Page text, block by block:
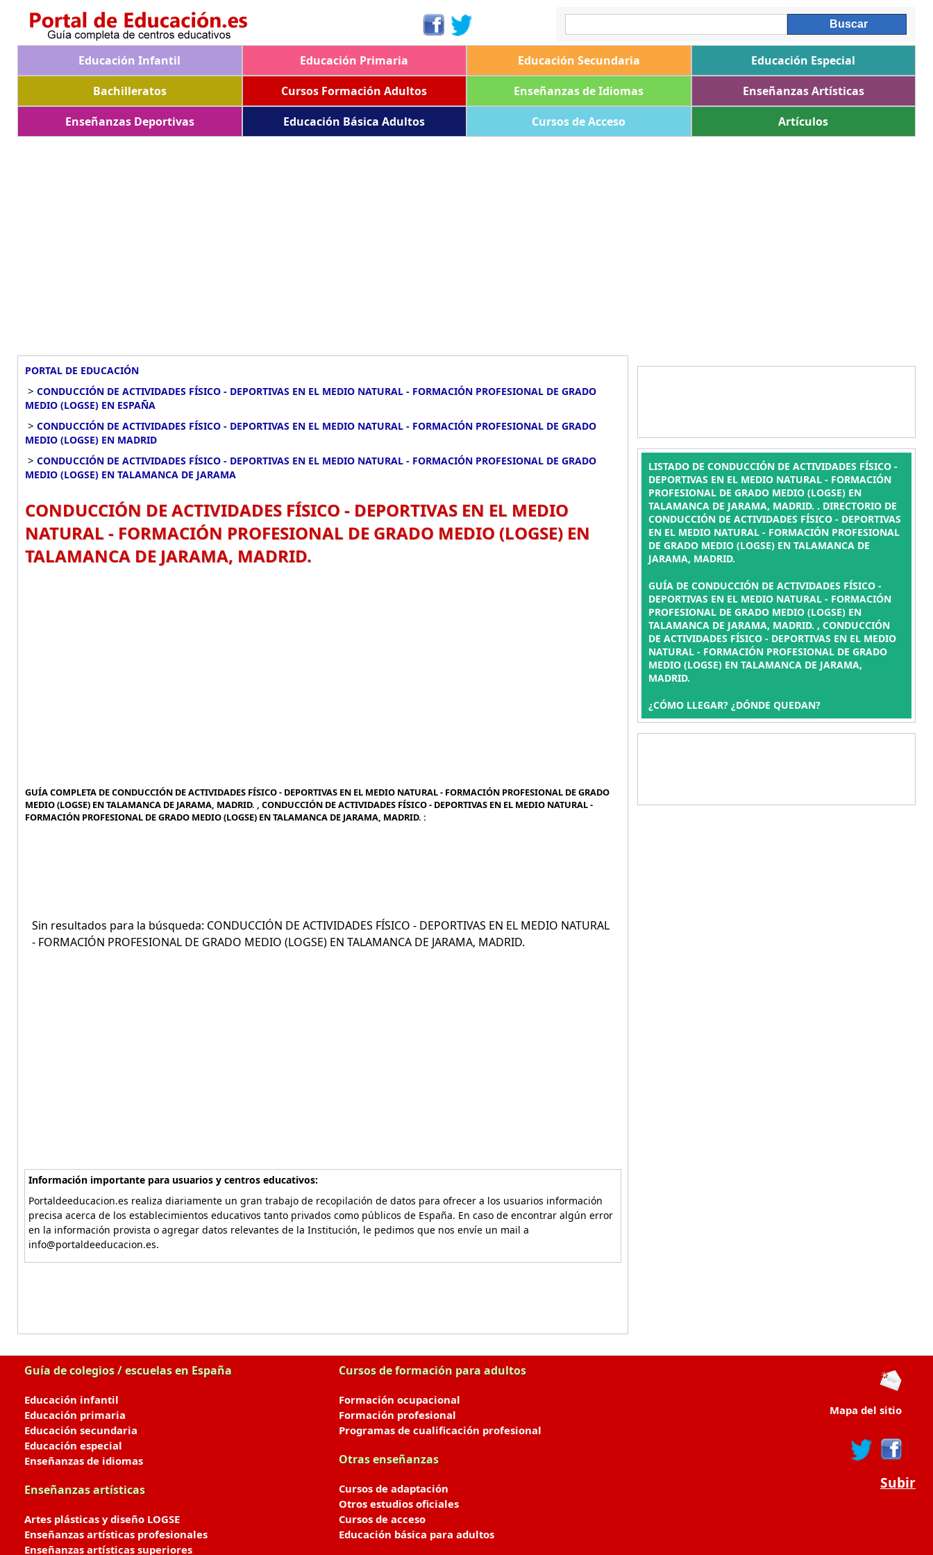
Educación Infantil Educación Primaria Educación Secundaria
Educación Especial
Bachilleratos
Cursos Formación Adultos Enseñanzas de Idiomas
Enseñanzas Artísticas
Enseñanzas Deportivas
Educación Básica Adultos Cursos de Acceso Artículos
PORTAL DE EDUCACIÓN
> CONDUCCIÓN DE ACTIVIDADES FÍSICO - DEPORTIVAS EN EL MEDIO NATURAL - FORMACIÓN PROFESIONAL DE GRADO
MEDIO (LOGSE) EN ESPAÑA
> CONDUCCIÓN DE ACTIVIDADES FÍSICO - DEPORTIVAS EN EL MEDIO NATURAL - FORMACIÓN PROFESIONAL DE GRADO
MEDIO (LOGSE) EN MADRID
> CONDUCCIÓN DE ACTIVIDADES FÍSICO - DEPORTIVAS EN EL MEDIO NATURAL - FORMACIÓN PROFESIONAL DE GRADO
MEDIO (LOGSE) EN TALAMANCA DE JARAMA
CONDUCCIÓN DE ACTIVIDADES FÍSICO - DEPORTIVAS EN EL MEDIO
NATURAL - FORMACIÓN PROFESIONAL DE GRADO MEDIO (LOGSE) EN
TALAMANCA DE JARAMA, MADRID.
GUÍA COMPLETA DE CONDUCCIÓN DE ACTIVIDADES FÍSICO - DEPORTIVAS EN EL MEDIO NATURAL - FORMACIÓN PROFESIONAL DE GRADO
MEDIO (LOGSE) EN TALAMANCA DE JARAMA, MADRID. , CONDUCCIÓN DE ACTIVIDADES FÍSICO - DEPORTIVAS EN EL MEDIO NATURAL -
FORMACIÓN PROFESIONAL DE GRADO MEDIO (LOGSE) EN TALAMANCA DE JARAMA, MADRID. :
Sin resultados para la búsqueda: CONDUCCIÓN DE ACTIVIDADES FÍSICO - DEPORTIVAS EN EL MEDIO NATURAL
- FORMACIÓN PROFESIONAL DE GRADO MEDIO (LOGSE) EN TALAMANCA DE JARAMA, MADRID.
Información importante para usuarios y centros educativos:
Portaldeeducacion.es realiza diariamente un gran trabajo de recopilación de datos para ofrecer a los usuarios información
precisa acerca de los establecimientos educativos tanto privados como públicos de España. En caso de encontrar algún error
en la información provista o agregar datos relevantes de la Institución, le pedimos que nos envíe un mail a
info@portaldeeducacion.es.
LISTADO DE CONDUCCIÓN DE ACTIVIDADES FÍSICO -
DEPORTIVAS EN EL MEDIO NATURAL - FORMACIÓN
PROFESIONAL DE GRADO MEDIO (LOGSE) EN
TALAMANCA DE JARAMA, MADRID. . DIRECTORIO DE
CONDUCCIÓN DE ACTIVIDADES FÍSICO - DEPORTIVAS
EN EL MEDIO NATURAL - FORMACIÓN PROFESIONAL
DE GRADO MEDIO (LOGSE) EN TALAMANCA DE
JARAMA, MADRID.
GUÍA DE CONDUCCIÓN DE ACTIVIDADES FÍSICO -
DEPORTIVAS EN EL MEDIO NATURAL - FORMACIÓN
PROFESIONAL DE GRADO MEDIO (LOGSE) EN
TALAMANCA DE JARAMA, MADRID. , CONDUCCIÓN
DE ACTIVIDADES FÍSICO - DEPORTIVAS EN EL MEDIO
NATURAL - FORMACIÓN PROFESIONAL DE GRADO
MEDIO (LOGSE) EN TALAMANCA DE JARAMA,
MADRID.
¿CÓMO LLEGAR? ¿DÓNDE QUEDAN?
Guía de colegios / escuelas en España
Educación infantil
Educación primaria
Educación secundaria
Educación especial
Enseñanzas de idiomas
Enseñanzas artísticas
Artes plásticas y diseño LOGSE
Enseñanzas artísticas profesionales
Enseñanzas artísticas superiores
Cursos de formación para adultos
Formación ocupacional
Formación profesional
Programas de cualificación profesional
Otras enseñanzas
Cursos de adaptación
Otros estudios oficiales
Cursos de acceso
Educación básica para adultos
Mapa del sitio
Subir